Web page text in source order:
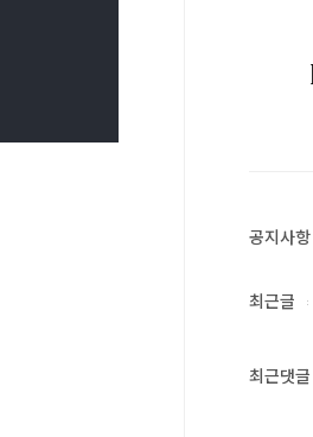
공지사항
최근글
최근댓글